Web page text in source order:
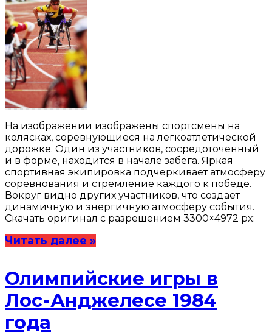
На изображении изображены спортсмены на
колясках, соревнующиеся на легкоатлетической
дорожке. Один из участников, сосредоточенный
и в форме, находится в начале забега. Яркая
спортивная экипировка подчеркивает атмосферу
соревнования и стремление каждого к победе.
Вокруг видно других участников, что создает
динамичную и энергичную атмосферу события.
Скачать оригинал с разрешением 3300×4972 px:
Читать далее »
Олимпийские игры в
Лос-Анджелесе 1984
года